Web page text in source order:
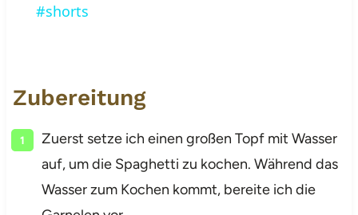
#shorts
Zubereitung
Zuerst setze ich einen großen Topf mit Wasser
auf, um die Spaghetti zu kochen. Während das
Wasser zum Kochen kommt, bereite ich die